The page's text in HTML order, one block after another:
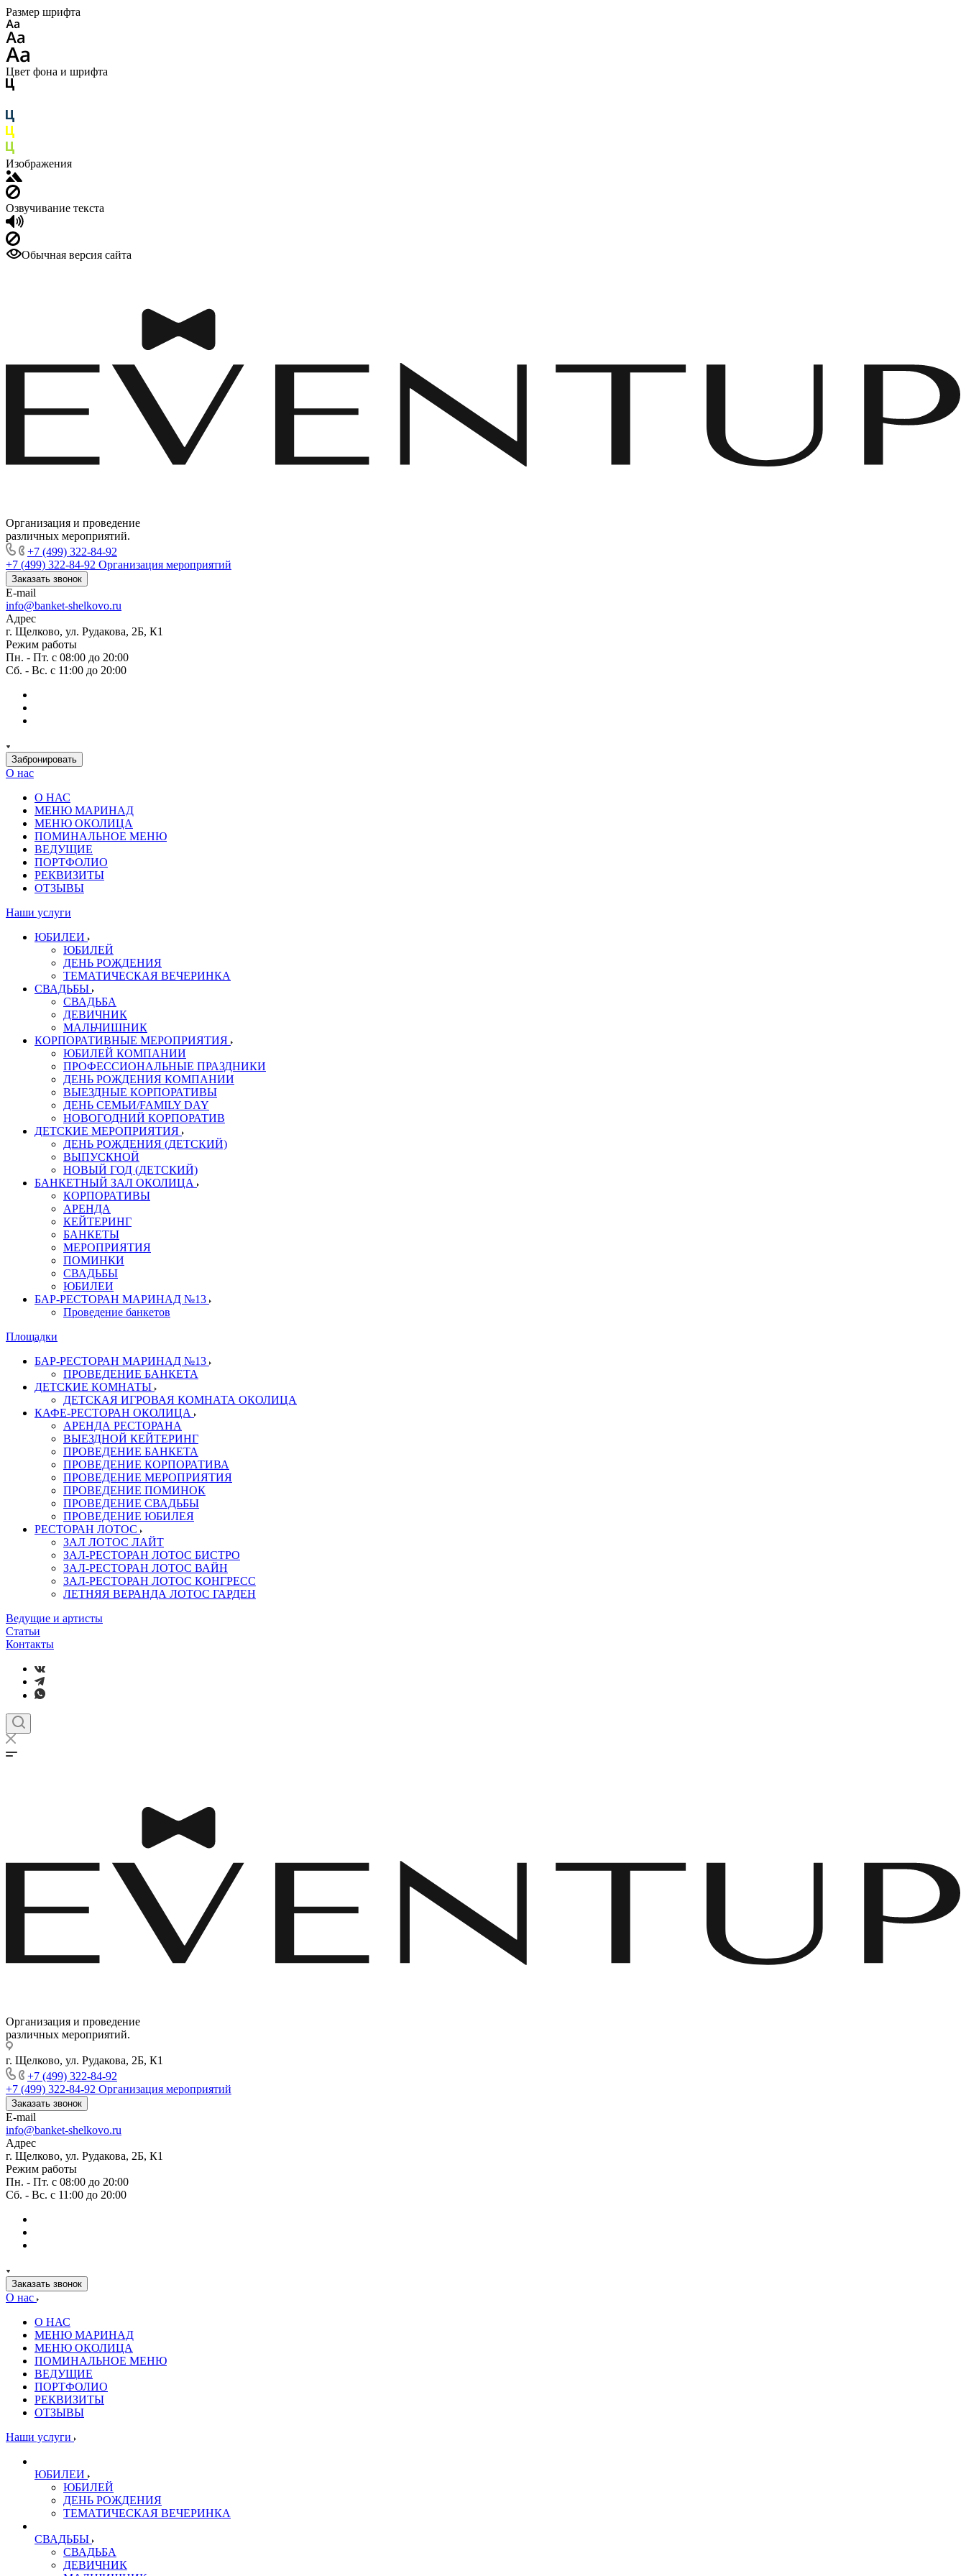
Размер шрифта
Цвет фона и шрифта
Изображения
Озвучивание текста
Обычная версия сайта
Организация и проведение
различных мероприятий.
+7 (499) 322-84-92
+7 (499) 322-84-92 Организация мероприятий
Заказать звонок
E-mail
info@banket-shelkovo.ru
Адрес
г. Щелково, ул. Рудакова, 2Б, К1
Режим работы
Пн. - Пт. с 08:00 до 20:00
Сб. - Вс. с 11:00 до 20:00
Забронировать
О нас
О НАС
МЕНЮ МАРИНАД
МЕНЮ ОКОЛИЦА
ПОМИНАЛЬНОЕ МЕНЮ
ВЕДУЩИЕ
ПОРТФОЛИО
РЕКВИЗИТЫ
ОТЗЫВЫ
Наши услуги
ЮБИЛЕИ
ЮБИЛЕЙ
ДЕНЬ РОЖДЕНИЯ
ТЕМАТИЧЕСКАЯ ВЕЧЕРИНКА
СВАДЬБЫ
СВАДЬБА
ДЕВИЧНИК
МАЛЬЧИШНИК
КОРПОРАТИВНЫЕ МЕРОПРИЯТИЯ
ЮБИЛЕЙ КОМПАНИИ
ПРОФЕССИОНАЛЬНЫЕ ПРАЗДНИКИ
ДЕНЬ РОЖДЕНИЯ КОМПАНИИ
ВЫЕЗДНЫЕ КОРПОРАТИВЫ
ДЕНЬ СЕМЬИ/FAMILY DAY
НОВОГОДНИЙ КОРПОРАТИВ
ДЕТСКИЕ МЕРОПРИЯТИЯ
ДЕНЬ РОЖДЕНИЯ (ДЕТСКИЙ)
ВЫПУСКНОЙ
НОВЫЙ ГОД (ДЕТСКИЙ)
БАНКЕТНЫЙ ЗАЛ ОКОЛИЦА
КОРПОРАТИВЫ
АРЕНДА
КЕЙТЕРИНГ
БАНКЕТЫ
МЕРОПРИЯТИЯ
ПОМИНКИ
СВАДЬБЫ
ЮБИЛЕИ
БАР-РЕСТОРАН МАРИНАД №13
Проведение банкетов
Площадки
БАР-РЕСТОРАН МАРИНАД №13
ПРОВЕДЕНИЕ БАНКЕТА
ДЕТСКИЕ КОМНАТЫ
ДЕТСКАЯ ИГРОВАЯ КОМНАТА ОКОЛИЦА
КАФЕ-РЕСТОРАН ОКОЛИЦА
АРЕНДА РЕСТОРАНА
ВЫЕЗДНОЙ КЕЙТЕРИНГ
ПРОВЕДЕНИЕ БАНКЕТА
ПРОВЕДЕНИЕ КОРПОРАТИВА
ПРОВЕДЕНИЕ МЕРОПРИЯТИЯ
ПРОВЕДЕНИЕ ПОМИНОК
ПРОВЕДЕНИЕ СВАДЬБЫ
ПРОВЕДЕНИЕ ЮБИЛЕЯ
РЕСТОРАН ЛОТОС
ЗАЛ ЛОТОС ЛАЙТ
ЗАЛ-РЕСТОРАН ЛОТОС БИСТРО
ЗАЛ-РЕСТОРАН ЛОТОС ВАЙН
ЗАЛ-РЕСТОРАН ЛОТОС КОНГРЕСС
ЛЕТНЯЯ ВЕРАНДА ЛОТОС ГАРДЕН
Ведущие и артисты
Статьи
Контакты
Организация и проведение
различных мероприятий.
г. Щелково, ул. Рудакова, 2Б, К1
+7 (499) 322-84-92
+7 (499) 322-84-92 Организация мероприятий
Заказать звонок
E-mail
info@banket-shelkovo.ru
Адрес
г. Щелково, ул. Рудакова, 2Б, К1
Режим работы
Пн. - Пт. с 08:00 до 20:00
Сб. - Вс. с 11:00 до 20:00
Заказать звонок
О нас
О НАС
МЕНЮ МАРИНАД
МЕНЮ ОКОЛИЦА
ПОМИНАЛЬНОЕ МЕНЮ
ВЕДУЩИЕ
ПОРТФОЛИО
РЕКВИЗИТЫ
ОТЗЫВЫ
Наши услуги
ЮБИЛЕИ
ЮБИЛЕЙ
ДЕНЬ РОЖДЕНИЯ
ТЕМАТИЧЕСКАЯ ВЕЧЕРИНКА
СВАДЬБЫ
СВАДЬБА
ДЕВИЧНИК